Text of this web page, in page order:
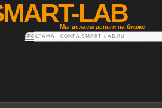
LAB
Мы делаем деньги на бирже
РЕКЛАМА • CONFA.SMART-LAB.RU